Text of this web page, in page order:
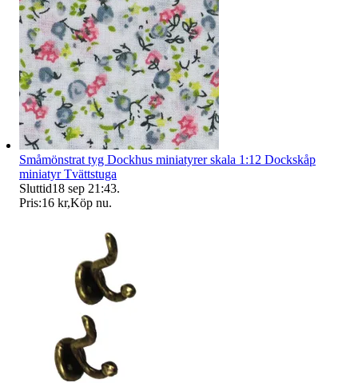
Småmönstrat tyg Dockhus miniatyrer skala 1:12 Dockskåp
miniatyr Tvättstuga
Sluttid18 sep 21:43.
Pris:16 kr,Köp nu.